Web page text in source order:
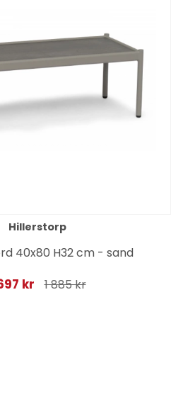
Hillerstorp
40x80 H32 cm - sand
kr 1 885 kr